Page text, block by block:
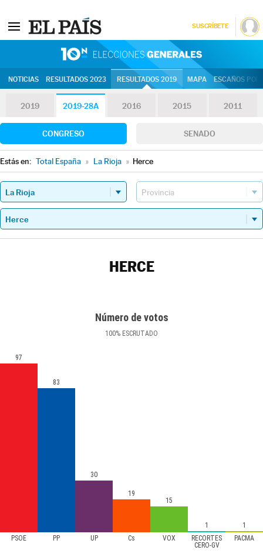
SUSCRÍBETE
NOTICIAS RESULTADOS 2023 RESULTADOS 2019 MAPA ESCAÑOS
2019 2019-28A 2016 2015 2011
CONGRESO SENADO
Estás en: Total España » La Rioja » Herce
HERCE
Número de votos
100% ESCRUTADO
PSOE PP UP Cs VOX
RECORTES
CERO-GV
PACMA
97
83
30
19
15
1 1